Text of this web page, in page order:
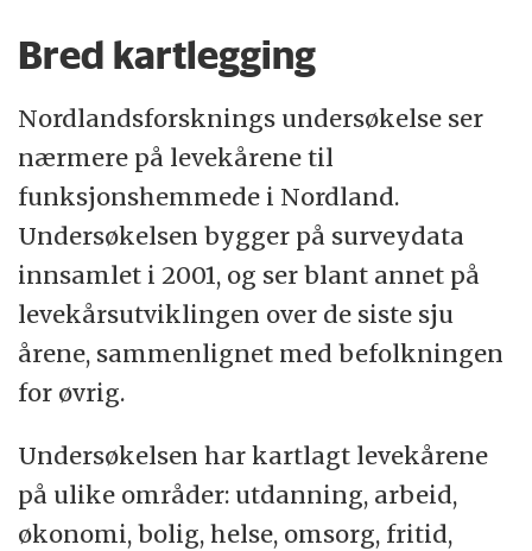
Bred kartlegging
Nordlandsforsknings undersøkelse ser
nærmere på levekårene til
funksjonshemmede i Nordland.
Undersøkelsen bygger på surveydata
innsamlet i 2001, og ser blant annet på
levekårsutviklingen over de siste sju
årene, sammenlignet med befolkningen
for øvrig.
Undersøkelsen har kartlagt levekårene
på ulike områder: utdanning, arbeid,
økonomi, bolig, helse, omsorg, fritid,